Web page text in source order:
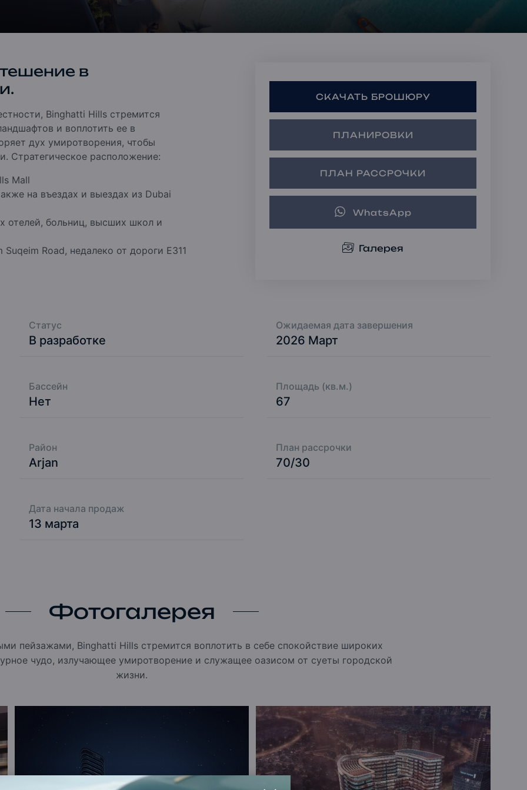
Частная консультация
в
Binghatti Hills стремится
и воплотить ее в
дух умиротворения, чтобы
Стратегическое расположение:
Mall
на въездах и выездах из Dubai
отелей, больниц, высших школ и
Road, недалеко от дороги E311
апартаментов (всего 1 666 единиц)
внутри единиц
поколения
СКАЧАТЬ БРОШЮРУ
ПЛАНИРОВКИ
ПЛАН РАССРОЧКИ
WhatsApp
Галерея
Статус
В разработке
Ожидаемая дата завершения
2026 Март
Бассейн
Нет
Площадь (кв.м.)
67
Район
Arjan
План рассрочки
70/30
Дата начала продаж
13 марта
Фотогалерея
пейзажами, Binghatti Hills стремится воплотить в себе спокойствие широких
чудо, излучающее умиротворение и служащее оазисом от суеты городской
жизни.